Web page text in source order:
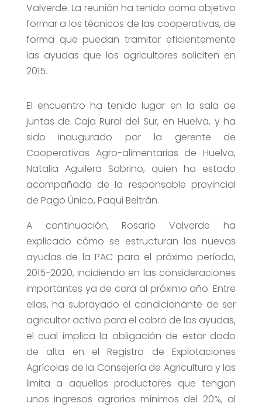
Valverde. La reunión ha tenido como objetivo
formar a los técnicos de las cooperativas, de
forma que puedan tramitar eficientemente
las ayudas que los agricultores soliciten en
2015.
El encuentro ha tenido lugar en la sala de
juntas de Caja Rural del Sur, en Huelva, y ha
sido inaugurado por la gerente de
Cooperativas Agro-alimentarias de Huelva,
Natalia Aguilera Sobrino, quien ha estado
acompañada de la responsable provincial
de Pago Único, Paqui Beltrán.
A continuación, Rosario Valverde ha
explicado cómo se estructuran las nuevas
ayudas de la PAC para el próximo período,
2015-2020, incidiendo en las consideraciones
importantes ya de cara al próximo año. Entre
ellas, ha subrayado el condicionante de ser
agricultor activo para el cobro de las ayudas,
el cual implica la obligación de estar dado
de alta en el Registro de Explotaciones
Agrícolas de la Consejería de Agricultura y las
limita a aquellos productores que tengan
unos ingresos agrarios mínimos del 20%, al